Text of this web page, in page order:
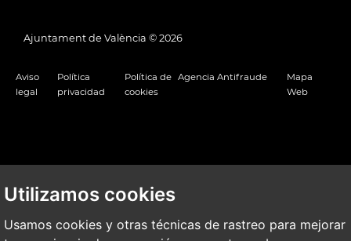
Utilizamos cookies
Usamos cookies y otras técnicas de rastreo para mejorar
Ajuntament de València © 2026
Aviso
legal
Política
privacidad
Política de
cookies
Agencia Antifraude
Mapa
Web